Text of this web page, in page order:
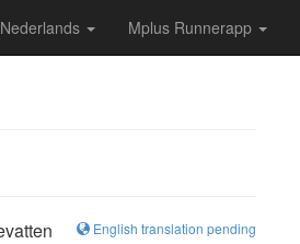
Nederlands Mplus Runnerapp
English translation pending